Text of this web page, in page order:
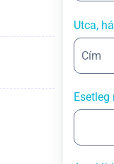
Utca,